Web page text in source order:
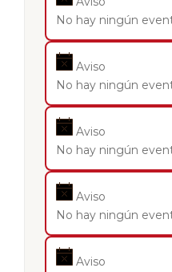
No hay ningún
Aviso
No hay ningún
Aviso
No hay ningún
Aviso
No hay ningún
Aviso